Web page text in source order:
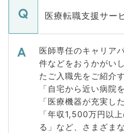
医療転職支援サー
医師専任のキャリア
件などをおうかがい
たご入職先をご紹介
「自宅から近い病院
「医療機器が充実し
「年収1,500万円以
る」など、さまざま